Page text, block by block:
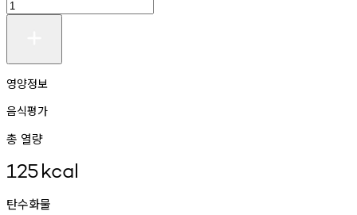
영양정보
음식평가
총 열량
125kcal
탄수화물